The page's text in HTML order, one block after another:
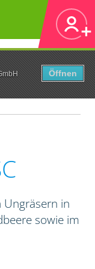
Öffnen
in
sowie im